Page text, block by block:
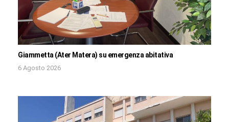
Giammetta (Ater Matera) su emergenza abitativa
6 Agosto 2026